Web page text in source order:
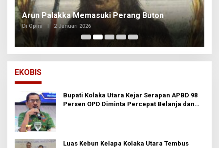
Arun Palakka Memasuki Perang Buton
Di Opini 2 Januari 2026
EKOBIS
Bupati Kolaka Utara Kejar Serapan APBD 98
Persen OPD Diminta Percepat Belanja dan
Luas Kebun Kelapa Kolaka Utara Tembus